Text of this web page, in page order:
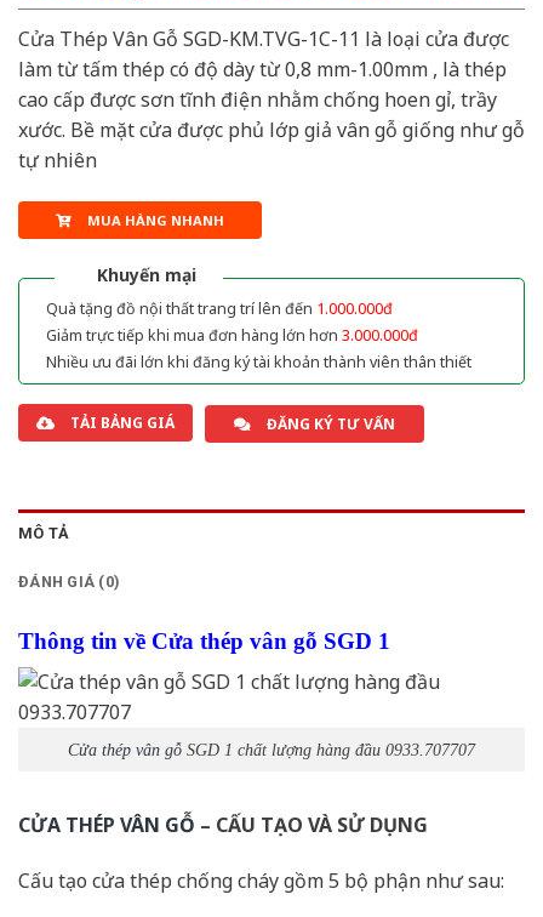
Cửa Thép Vân Gỗ SGD-KM.TVG-1C-11 là loại cửa được
làm từ tấm thép có độ dày từ 0,8 mm-1.00mm , là thép
cao cấp được sơn tĩnh điện nhằm chống hoen gỉ, trầy
xước. Bề mặt cửa được phủ lớp giả vân gỗ giống như gỗ
tự nhiên
MUA HÀNG NHANH
Khuyến mại
Quà tặng đồ nội thất trang trí lên đến 1.000.000đ
Giảm trực tiếp khi mua đơn hàng lớn hơn 3.000.000đ
Nhiều ưu đãi lớn khi đăng ký tài khoản thành viên thân thiết
TẢI BẢNG GIÁ ĐĂNG KÝ TƯ VẤN
MÔ TẢ
ĐÁNH GIÁ (0)
Thông tin về Cửa thép vân gỗ SGD 1
Cửa thép vân gỗ SGD 1 chất lượng hàng đầu 0933.707707
CỬA THÉP VÂN GỖ – CẤU TẠO VÀ SỬ DỤNG
Cấu tạo cửa thép chống cháy gồm 5 bộ phận như sau: